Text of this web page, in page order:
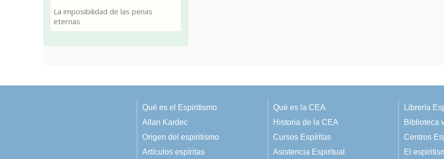
La imposibilidad de las penas
eternas
Qué es el Espiritismo
Allan Kardec
Origen del espiritismo
Artículos espíritas
Qué es la CEA
Historia de la CEA
Cursos Espíritas
Asistencia Espiritual
Librería
Biblioteca
Centros
El